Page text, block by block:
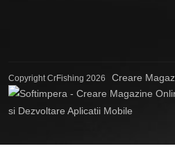
Copyright CrFishing 2026 Creare